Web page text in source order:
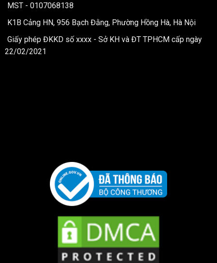
MST - 0107068138
K1B Cảng HN, 956 Bạch Đằng, Phường Hồng Hà, Hà Nội
Giấy phép ĐKKD số xxxx - Sở KH và ĐT TPHCM cấp ngày
22/02/2021